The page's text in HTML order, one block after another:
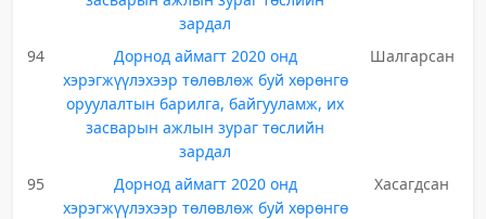
зардал
94
Дорнод аймагт 2020 онд
хэрэгжүүлэхээр төлөвлөж буй хөрөнгө
оруулалтын барилга, байгууламж, их
засварын ажлын зураг төслийн
зардал
Шалгарсан
95
Дорнод аймагт 2020 онд
хэрэгжүүлэхээр төлөвлөж буй хөрөнгө
Хасагдсан